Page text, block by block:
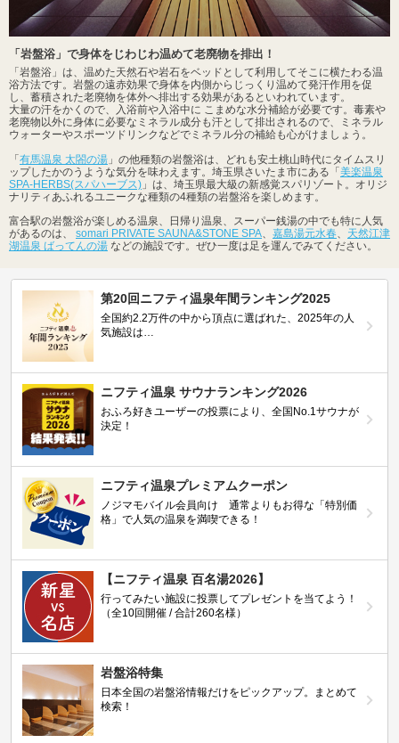
「岩盤浴」で身体をじわじわ温めて老廃物を排出！
「岩盤浴」は、温めた天然石や岩石をベッドとして利用してそこに横たわる温
浴方法です。岩盤の遠赤効果で身体を内側からじっくり温めて発汗作用を促
し、蓄積された老廃物を体外へ排出する効果があるといわれています。
大量の汗をかくので、入浴前や入浴中に こまめな水分補給が必要です。毒素や
老廃物以外に身体に必要なミネラル成分も汗として排出されるので、ミネラル
ウォーターやスポーツドリンクなどでミネラル分の補給も心がけましょう。
「 有馬温泉 太閤の湯 」の他種類の岩盤浴は、どれも安土桃山時代にタイムスリ
ップしたかのうような気分を味わえます。埼玉県さいたま市にある「 美楽温泉
SPA-HERBS(スパハーブス) 」は、埼玉県最大級の新感覚スパリゾート。オリジ
ナリティあふれるユニークな種類の4種類の岩盤浴を楽しめます。
富合駅の岩盤浴が楽しめる温泉、日帰り温泉、スーパー銭湯の中でも特に人気
があるのは、 somari PRIVATE SAUNA&STONE SPA、 嘉島湯元水春、 天然江津
湖温泉 ばってんの湯 などの施設です。ぜひ一度は足を運んでみてください。
第20回ニフティ温泉年間ランキング2025
全国約2.2万件の中から頂点に選ばれた、2025年の人
気施設は…
ニフティ温泉 サウナランキング2026
おふろ好きユーザーの投票により、全国No.1サウナが
決定！
ニフティ温泉プレミアムクーポン
ノジマモバイル会員向け 通常よりもお得な「特別価
格」で人気の温泉を満喫できる！
【ニフティ温泉 百名湯2026】
行ってみたい施設に投票してプレゼントを当てよう！
（全10回開催 / 合計260名様）
岩盤浴特集
日本全国の岩盤浴情報だけをピックアップ。まとめて
検索！